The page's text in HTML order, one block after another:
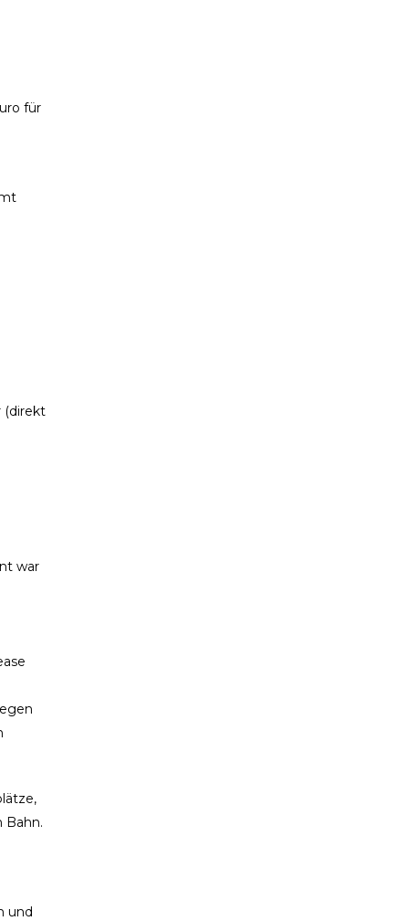
für
(direkt
war
Bahn.
und